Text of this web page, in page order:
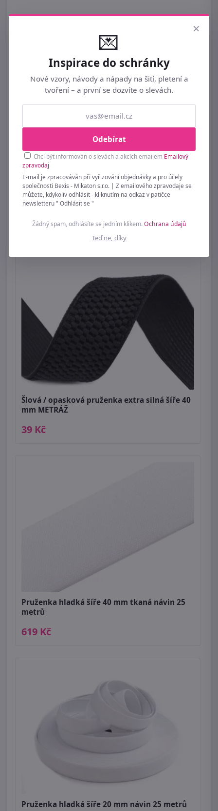
PRUŽENKY
Lemovací pruženka šíře 11 mm s výpustkem
25 metrů
219 Kč
Šlová / opasková pruženka extra silná šíře 40
mm METRÁŽ
39 Kč
Pruženka hladká šíře 40 mm tkaná návin 25
metrů
619 Kč
Pruženka hladká šíře 20 mm návin 25 metrů
×
💌
Inspirace do schránky
Nové vzory, návody a nápady na šití, pletení a
tvoření – a první se dozvíte o slevách.
Odebírat
Chci být informován o slevách a akcích emailem Emailový
zpravodaj
E-mail je zpracováván při vyřizování objednávky a pro účely
společnosti Bexis - Mikaton s.r.o. | Z emailového zpravodaje se
můžete, kdykoliv odhlásit - kliknutím na odkaz v patičce
newsletteru " Odhlásit se "
Žádný spam, odhlásíte se jedním klikem.Ochrana údajů
Teď ne, díky